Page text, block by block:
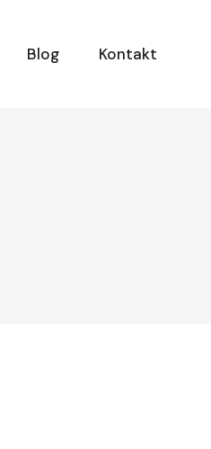
Blog Kontakt